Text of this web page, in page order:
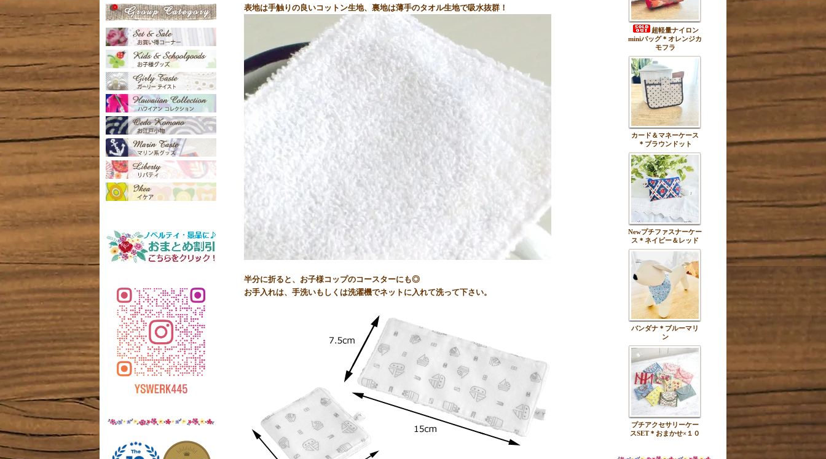
表地は手触りの良いコットン生地、裏地は薄手のタオル生地で吸水抜群！
半分に折ると、お子様コップのコースターにも◎
お手入れは、手洗いもしくは洗濯機でネットに入れて洗って下さい。
超軽量ナイロン
miniバッグ＊オレンジカ
モフラ
カード＆マネーケース
＊ブラウンドット
Newプチファスナーケー
ス＊ネイビー＆レッド
バンダナ＊ブルーマリ
ン
プチアクセサリーケー
スSET＊おまかせ×１０